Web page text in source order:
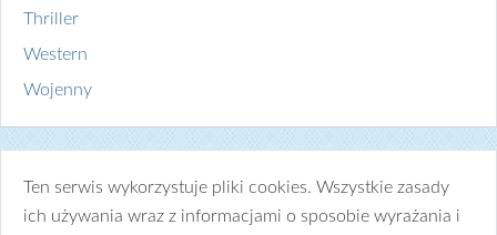
Thriller
Western
Wojenny
Ten serwis wykorzystuje pliki cookies. Wszystkie zasady
ich używania wraz z informacjami o sposobie wyrażania i